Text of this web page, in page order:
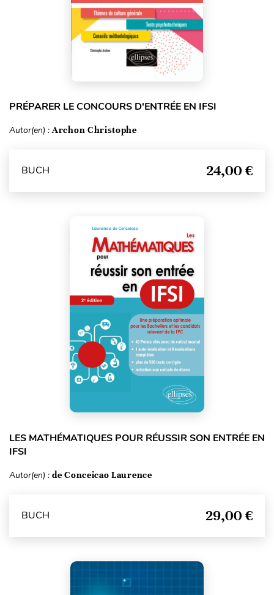
PRÉPARER LE CONCOURS D'ENTRÉE EN IFSI
Autor(en) :Archon Christophe
BUCH 24,00 €
LES MATHÉMATIQUES POUR RÉUSSIR SON ENTRÉE EN
IFSI
Autor(en) : de Conceicao Laurence
BUCH 29,00 €